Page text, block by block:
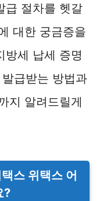
급 절차를 헷갈
대한 궁금증을
방세 납세 증명
급받는 방법과
지 알려드릴게
스 위택스 어
?